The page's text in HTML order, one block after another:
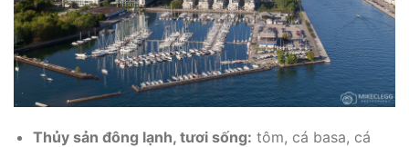
Thủy sản đông lạnh, tươi sống: tôm, cá basa, cá